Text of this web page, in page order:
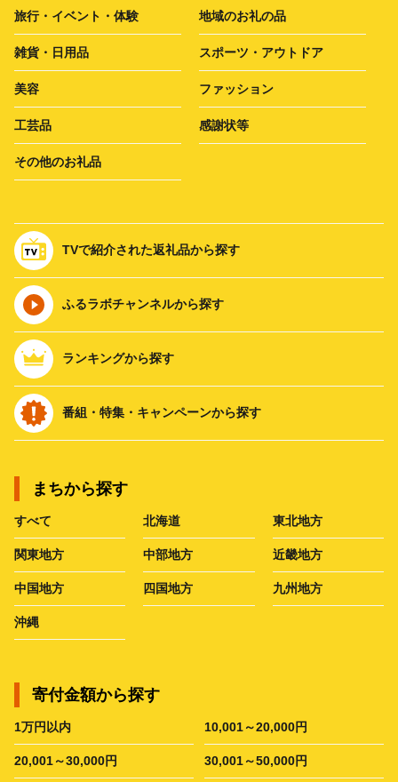
旅行・イベント・体験 地域のお礼の品
雑貨・日用品 スポーツ・アウトドア
美容 ファッション
工芸品 感謝状等
その他のお礼品
TVで紹介された返礼品から探す
ふるラボチャンネルから探す
ランキングから探す
番組・特集・キャンペーンから探す
まちから探す
すべて 北海道 東北地方
関東地方 中部地方 近畿地方
中国地方 四国地方 九州地方
沖縄
寄付金額から探す
1万円以内 10,001～20,000円
20,001～30,000円 30,001～50,000円